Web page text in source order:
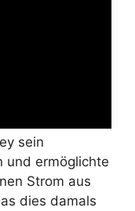
sein
und ermöglichte
Strom aus
dies damals